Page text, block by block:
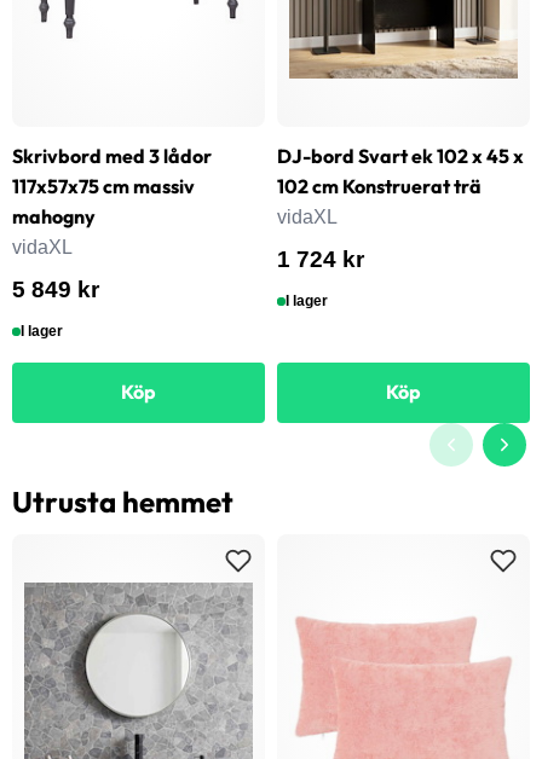
Skrivbord med 3 lådor
117x57x75 cm massiv
mahogny
vidaXL
5 849 kr
I lager
Köp
DJ-bord Svart ek 102 x 45 x
102 cm Konstruerat trä
vidaXL
1 724 kr
I lager
Köp
Utrusta hemmet